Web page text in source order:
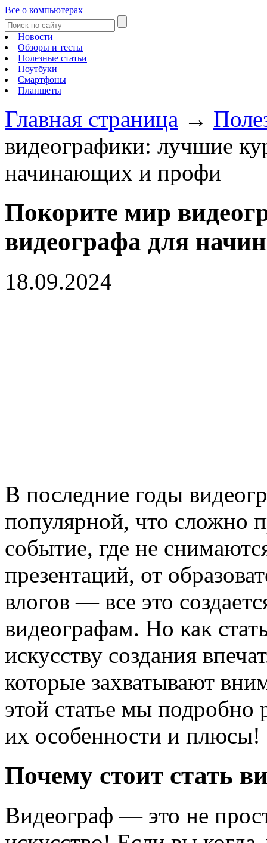
Все о компьютерах
Новости
Обзоры и тесты
Полезные статьи
Ноутбуки
Смартфоны
Планшеты
Главная страница →
видеографики: лучшие
начинающих и профи
Покорите мир
видеографа для
18.09.2024
В последние годы
популярной, что сложно
событие, где не
презентаций, от
влогов — все это
видеографам. Но как
искусству создания
которые захватывают
этой статье мы
их особенности и плюсы!
Почему стоит стать
Видеограф — это не